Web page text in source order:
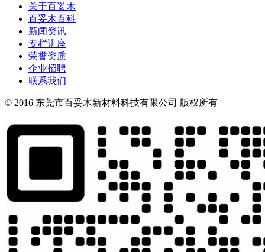
关于百妥木
百妥木百科
新闻资讯
专栏讲座
荣誉资质
企业招聘
联系我们
© 2016 东莞市百妥木新材料科技有限公司 版权所有